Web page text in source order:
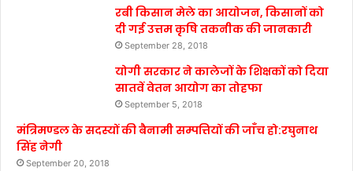
रबी किसान मेले का आयोजन, किसानों को
दी गई उत्तम कृषि तकनीक की जानकारी
September 28, 2018
योगी सरकार ने कालेजों के शिक्षकों को दिया
सातवें वेतन आयोग का तोहफा
September 5, 2018
मंत्रिमण्डल के सदस्यों की बैनामी सम्पत्तियों की जाँच हो:रघुनाथ
सिंह नेगी
September 20, 2018